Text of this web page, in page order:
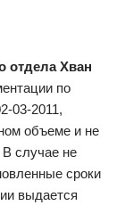
отдела Хван
по
03-2011,
объеме и не
случае не
сроки
выдается